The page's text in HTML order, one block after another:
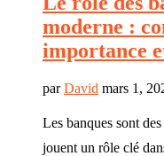
moderne :
importance
parDavid mars 1,
Les banques sont
jouent un rôle clé